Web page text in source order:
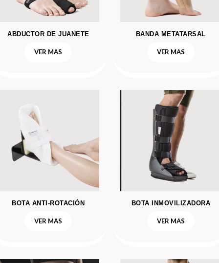
ABDUCTOR DE JUANETE
VER MAS
BANDA METATARSAL
VER MAS
BOTA ANTI-ROTACIÓN
VER MAS
BOTA INMOVILIZADORA
VER MAS